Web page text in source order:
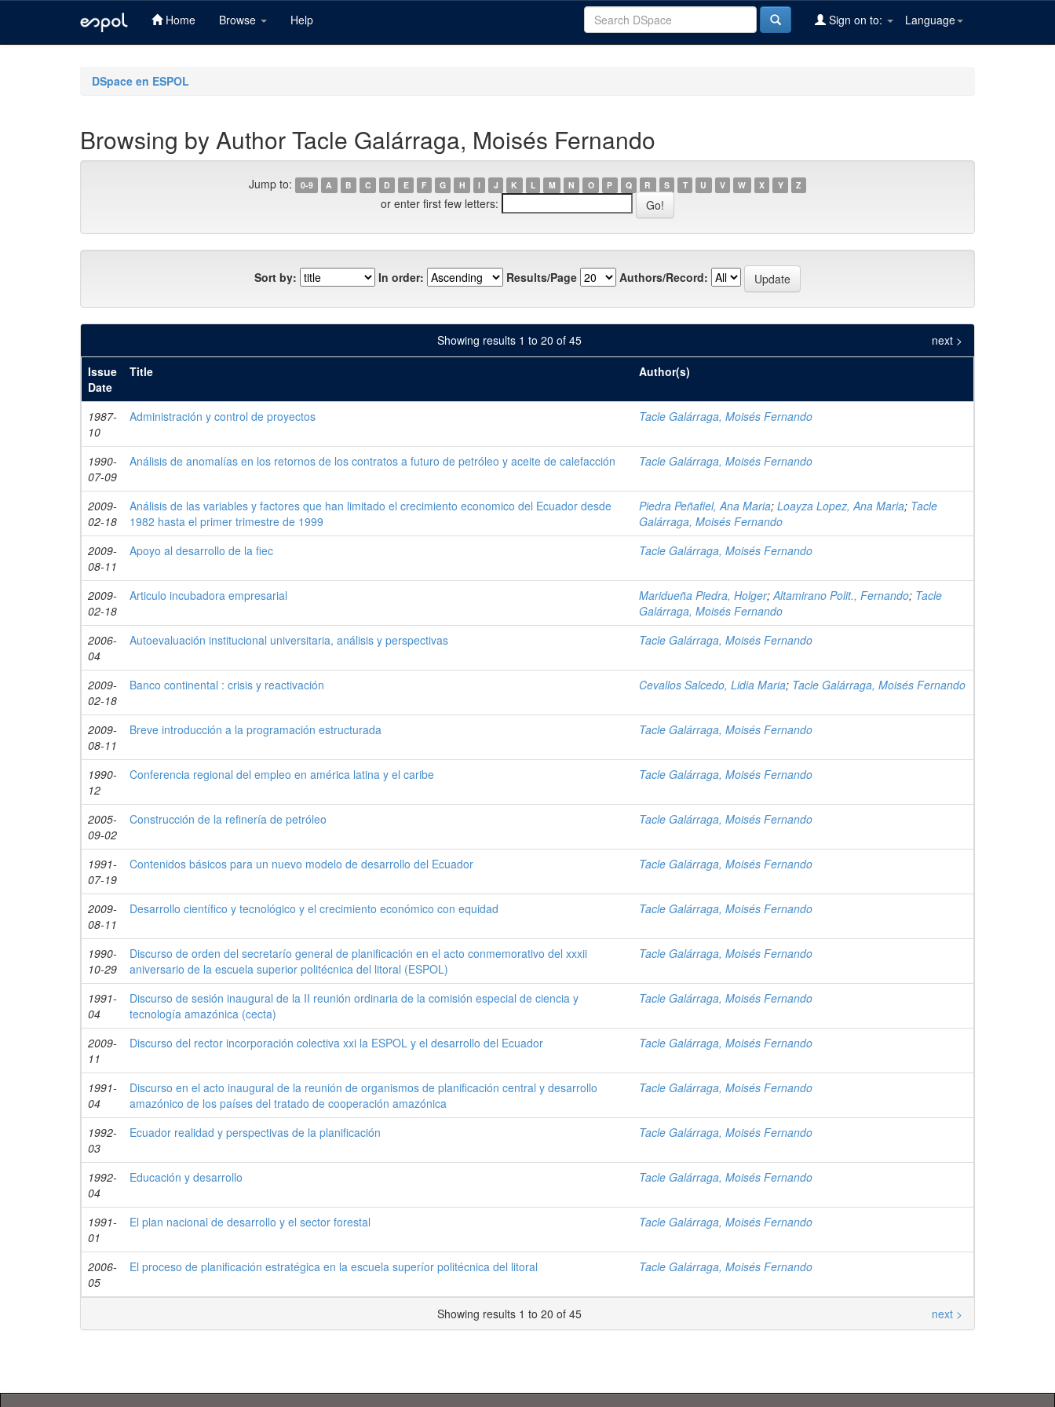
Home Browse Help Language
Sign on to:
DSpace en ESPOL
Browsing by Author Tacle Galárraga, Moisés Fernando
Jump to: 0-9 A B C D E F G H I J K L M N O P Q R S T U V W X Y Z
or enter first few letters:
Sort by: In order: Results/Page Authors/Record:
Showing results 1 to 20 of 45
next >
Issue
Date
Title Author(s)
1987-
10
Administración y control de proyectos Tacle Galárraga, Moisés Fernando
1990-
07-09
Análisis de anomalías en los retornos de los contratos a futuro de petróleo y aceite de calefacción Tacle Galárraga, Moisés Fernando
2009-
02-18
Análisis de las variables y factores que han limitado el crecimiento economico del Ecuador desde
1982 hasta el primer trimestre de 1999
Piedra Peñafiel, Ana Maria; Loayza Lopez, Ana Maria; Tacle
Galárraga, Moisés Fernando
2009-
08-11
Apoyo al desarrollo de la fiec Tacle Galárraga, Moisés Fernando
2009-
02-18
Articulo incubadora empresarial Maridueña Piedra, Holger;Altamirano Polit., Fernando; Tacle
Galárraga, Moisés Fernando
2006-
04
Autoevaluación institucional universitaria, análisis y perspectivas Tacle Galárraga, Moisés Fernando
2009-
02-18
Banco continental : crisis y reactivación Cevallos Salcedo, Lidia Maria; Tacle Galárraga, Moisés Fernando
2009-
08-11
Breve introducción a la programación estructurada Tacle Galárraga, Moisés Fernando
1990-
12
Conferencia regional del empleo en américa latina y el caribe Tacle Galárraga, Moisés Fernando
2005-
09-02
Construcción de la refinería de petróleo Tacle Galárraga, Moisés Fernando
1991-
07-19
Contenidos básicos para un nuevo modelo de desarrollo del Ecuador Tacle Galárraga, Moisés Fernando
2009-
08-11
Desarrollo científico y tecnológico y el crecimiento económico con equidad Tacle Galárraga, Moisés Fernando
1990-
10-29
Discurso de orden del secretarío general de planificación en el acto conmemorativo del xxxii
aniversario de la escuela superior politécnica del litoral (ESPOL)
Tacle Galárraga, Moisés Fernando
1991-
04
Discurso de sesión inaugural de la II reunión ordinaria de la comisión especial de ciencia y
tecnología amazónica (cecta)
Tacle Galárraga, Moisés Fernando
2009-
11
Discurso del rector incorporación colectiva xxi la ESPOL y el desarrollo del Ecuador Tacle Galárraga, Moisés Fernando
1991-
04
Discurso en el acto inaugural de la reunión de organismos de planificación central y desarrollo
amazónico de los países del tratado de cooperación amazónica
Tacle Galárraga, Moisés Fernando
1992-
03
Ecuador realidad y perspectivas de la planificación Tacle Galárraga, Moisés Fernando
1992-
04
Educación y desarrollo Tacle Galárraga, Moisés Fernando
1991-
01
El plan nacional de desarrollo y el sector forestal Tacle Galárraga, Moisés Fernando
2006-
05
El proceso de planificación estratégica en la escuela superíor politécnica del litoral Tacle Galárraga, Moisés Fernando
Showing results 1 to 20 of 45 next >